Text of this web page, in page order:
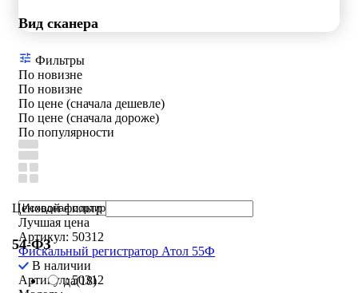
Вид сканера
Фильтры
По новизне
По новизне
По цене (сначала дешевле)
По цене (сначала дороже)
По популярности
Ценовой фильтр
54-ФЗ
да(18)
Лучшая цена
Артикул: 50312
Фискальный регистратор Атол 55Ф
В наличии
Артикул: 50312